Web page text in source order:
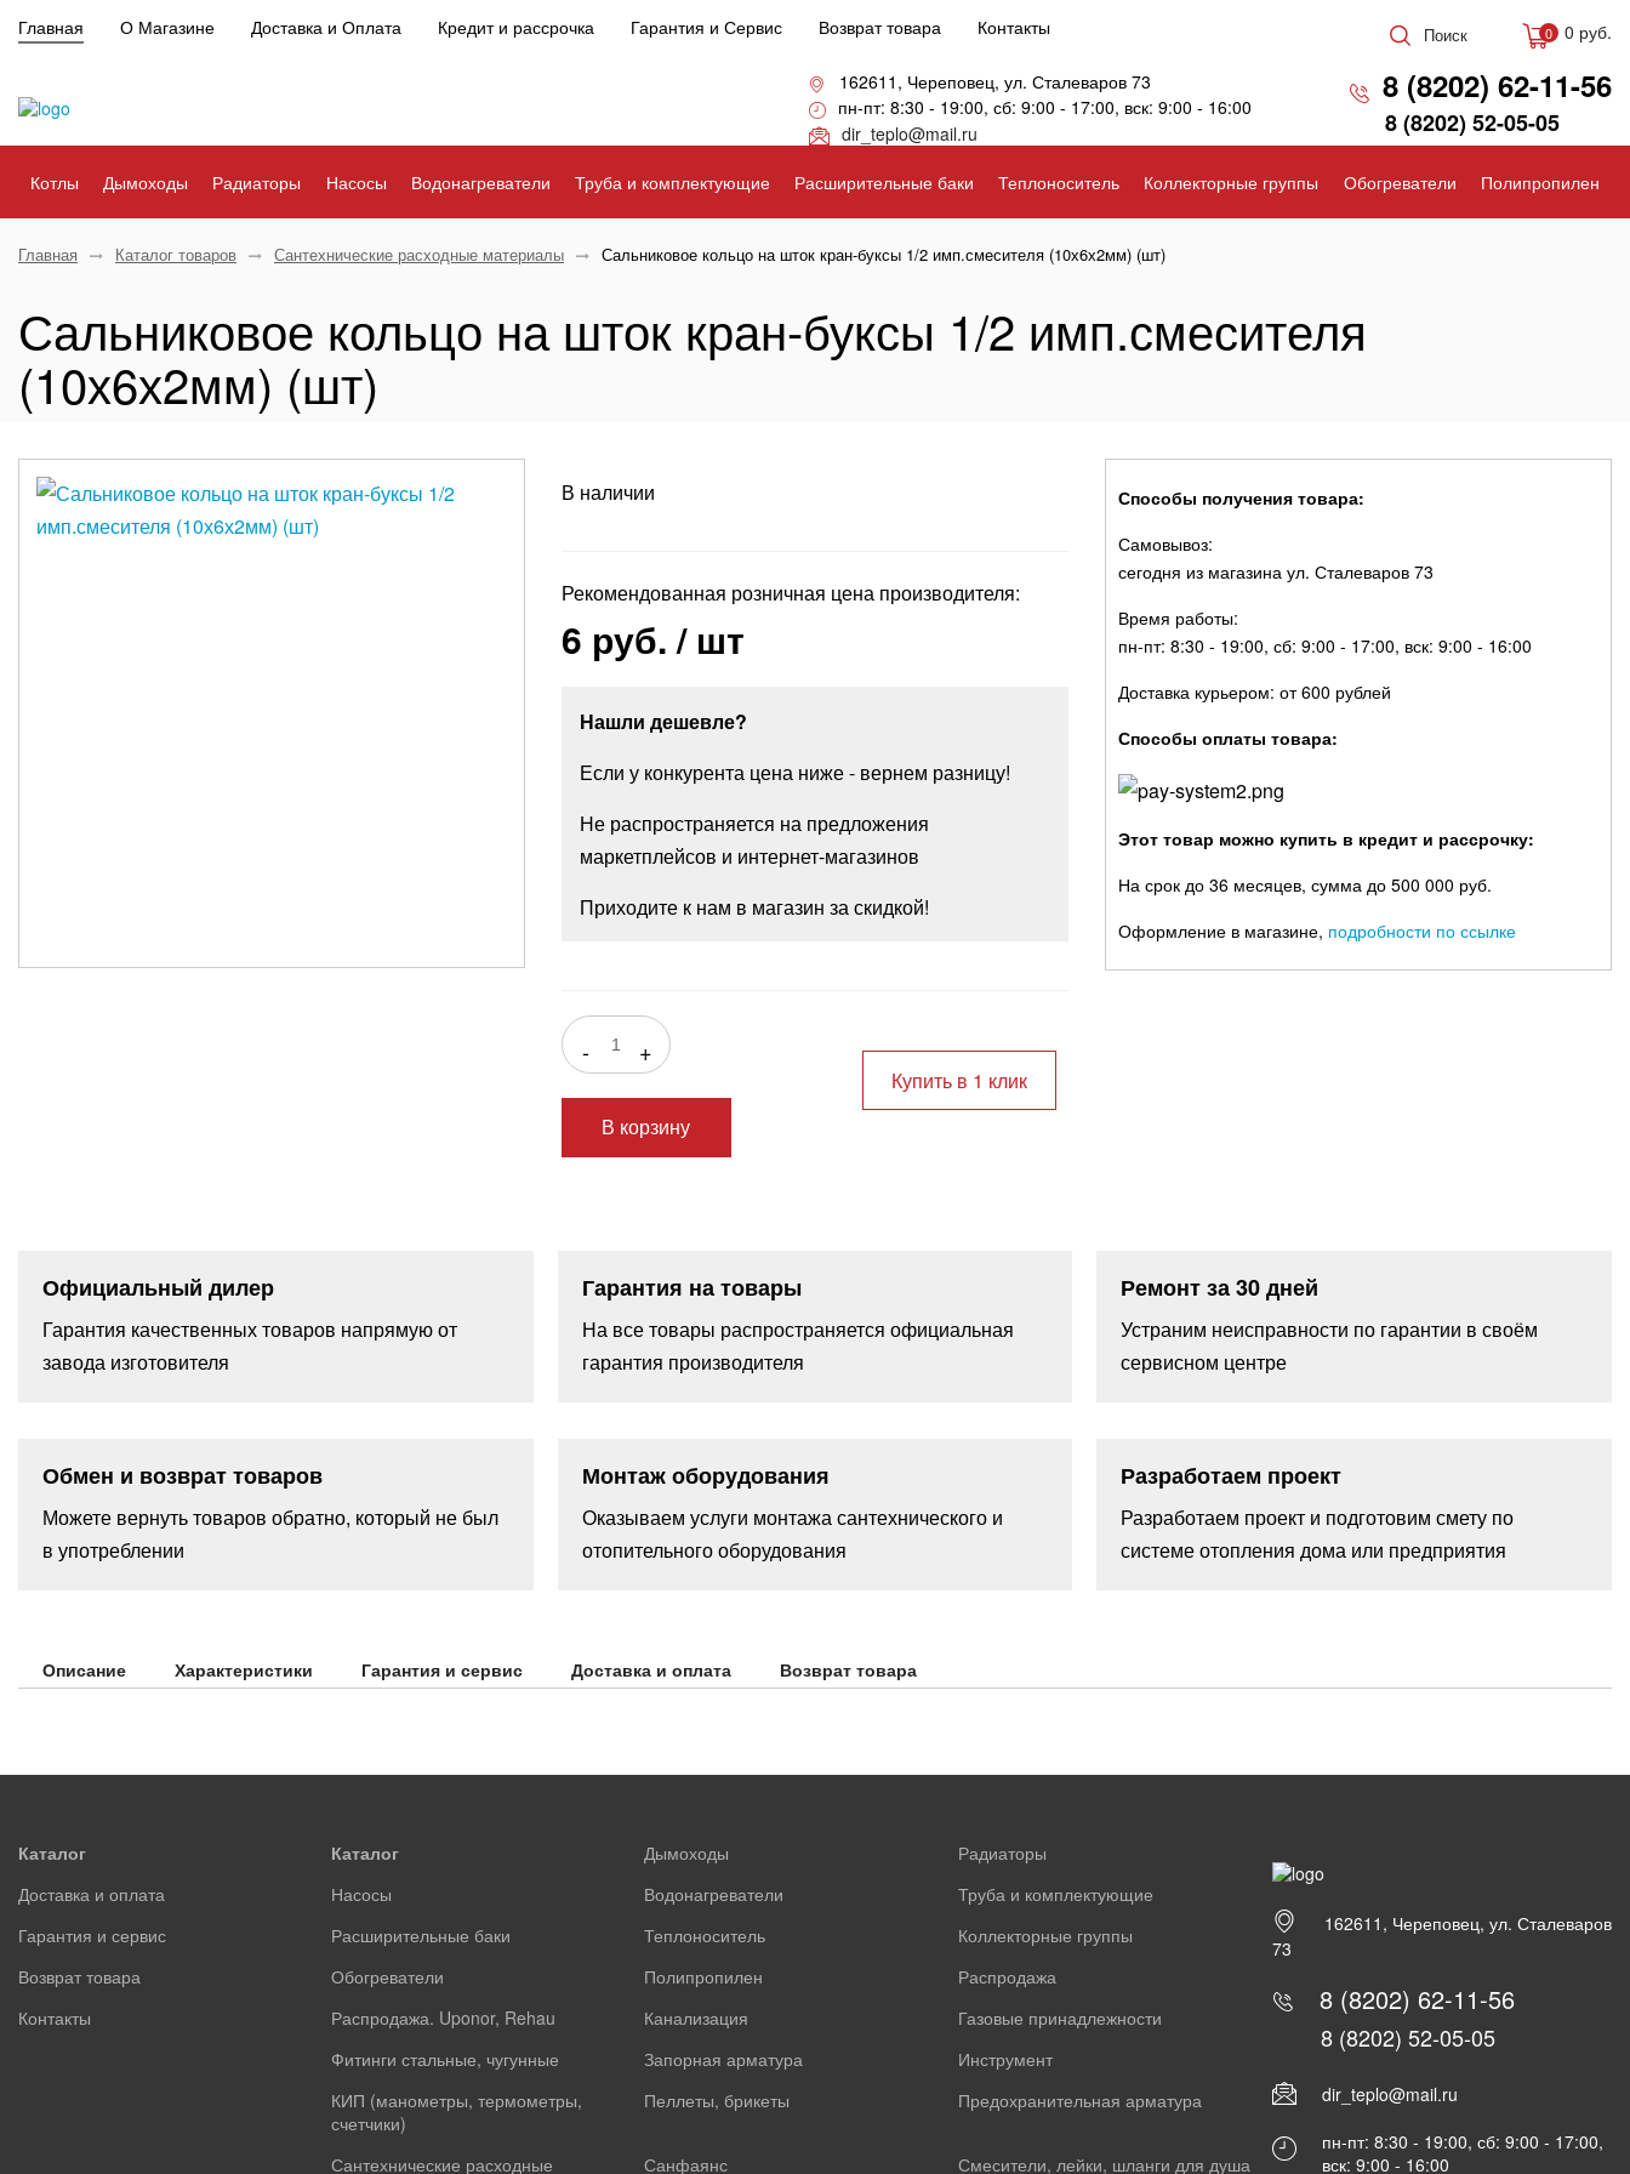
Главная О Магазине Доставка и Оплата Кредит и рассрочка Гарантия и Сервис Возврат товара Контакты Поиск 0 0 руб.
162611, Череповец, ул. Сталеваров 73
пн-пт: 8:30 - 19:00, сб: 9:00 - 17:00, вск: 9:00 - 16:00
dir_teplo@mail.ru
8 (8202) 62-11-56
8 (8202) 52-05-05
Котлы Дымоходы Радиаторы Насосы Водонагреватели Труба и комплектующие Расширительные баки Теплоноситель Коллекторные группы Обогреватели Полипропилен
Главная Каталог товаров Сантехнические расходные материалы Сальниковое кольцо на шток кран-буксы 1/2 имп.смесителя (10х6х2мм) (шт)
Сальниковое кольцо на шток кран-буксы 1/2 имп.смесителя
(10х6х2мм) (шт)
В наличии
Рекомендованная розничная цена производителя:
6 руб./ шт
Нашли дешевле?
Если у конкурента цена ниже - вернем разницу!
Не распространяется на предложения
маркетплейсов и интернет-магазинов
Приходите к нам в магазин за скидкой!
- +
В корзину
Купить в 1 клик
Способы получения товара:
Самовывоз:
сегодня из магазина ул. Сталеваров 73
Время работы:
пн-пт: 8:30 - 19:00, сб: 9:00 - 17:00, вск: 9:00 - 16:00
Доставка курьером: от 600 рублей
Способы оплаты товара:
Этот товар можно купить в кредит и рассрочку:
На срок до 36 месяцев, сумма до 500 000 руб.
Оформление в магазине, подробности по ссылке
Официальный дилер
Гарантия качественных товаров напрямую от
завода изготовителя
Гарантия на товары
На все товары распространяется официальная
гарантия производителя
Ремонт за 30 дней
Устраним неисправности по гарантии в своём
сервисном центре
Обмен и возврат товаров
Можете вернуть товаров обратно, который не был
в употреблении
Монтаж оборудования
Оказываем услуги монтажа сантехнического и
отопительного оборудования
Разработаем проект
Разработаем проект и подготовим смету по
системе отопления дома или предприятия
Описание Характеристики Гарантия и сервис Доставка и оплата Возврат товара
Каталог
Доставка и оплата
Гарантия и сервис
Возврат товара
Контакты
Каталог Дымоходы
Радиаторы
Насосы
Водонагреватели
Труба и комплектующие
Расширительные баки
Теплоноситель
Коллекторные группы
Обогреватели
Полипропилен
Распродажа
Распродажа. Uponor, Rehau
Канализация
Газовые принадлежности
Фитинги стальные, чугунные
Запорная арматура
Инструмент
КИП (манометры, термометры,
счетчики)
Пеллеты, брикеты Предохранительная арматура
Сантехнические расходные Санфаянс Смесители, лейки, шланги для душа
162611, Череповец, ул. Сталеваров
73
8 (8202) 62-11-56
8 (8202) 52-05-05
dir_teplo@mail.ru
пн-пт: 8:30 - 19:00, сб: 9:00 - 17:00,
вск: 9:00 - 16:00